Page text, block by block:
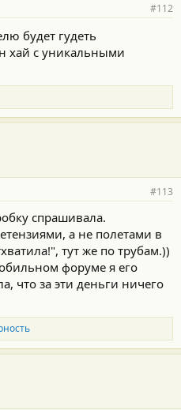
#112
будет гудеть
хай с уникальными
#113
спрашивала.
а не полетами в
тут же по трубам.))
форуме я его
что за эти деньги ничего